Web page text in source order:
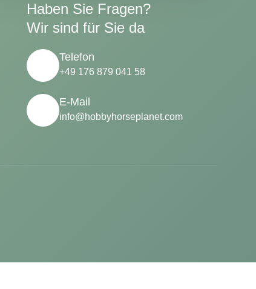
Haben Sie Fragen?
Wir sind für Sie da
Telefon
+49 176 879 041 58
E-Mail
info@hobbyhorseplanet.com